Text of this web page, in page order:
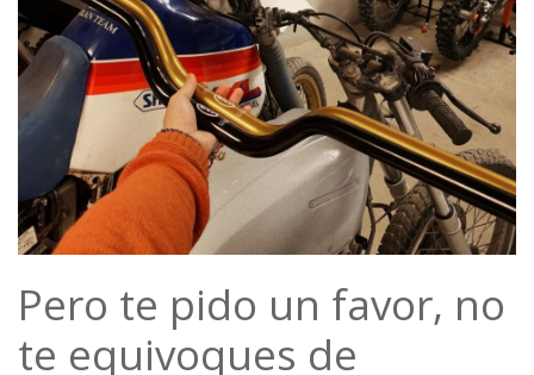
Pero te pido un favor, no
te equivoques de